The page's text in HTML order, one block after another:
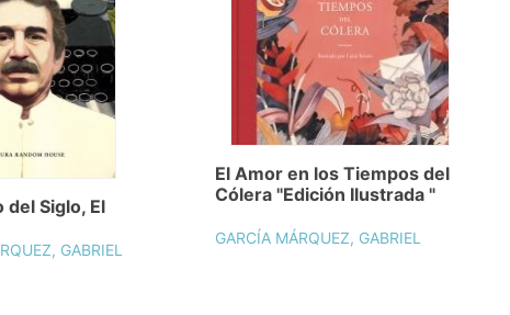
del Siglo, El
GABRIEL
El Amor en los Tiempos del
Cólera "Edición Ilustrada "
GARCÍA MÁRQUEZ, GABRIEL